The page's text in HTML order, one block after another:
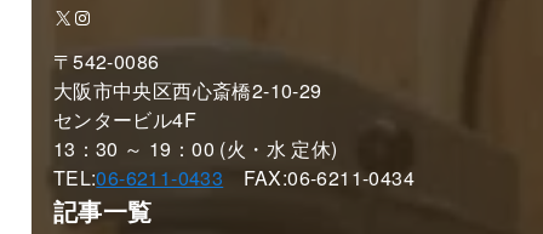
X Instagram
〒542-0086
大阪市中央区西心斎橋2-10-29
センタービル4F
13：30 ～ 19：00 (火・水 定休)
TEL:06-6211-0433 FAX:06-6211-0434
記事一覧